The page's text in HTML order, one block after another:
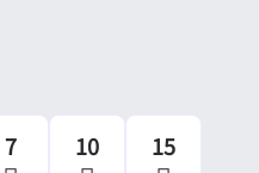
7 10 15